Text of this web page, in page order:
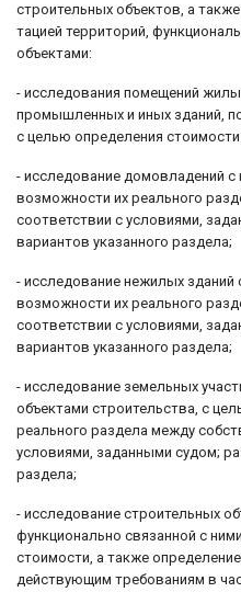
строительных объектов, а
тацией территорий,
объектами:
- исследования помещений
промышленных и иных зданий,
с целью определения
- исследование домовладений с
возможности их реаль­ного
соответствии с условиями,
вариантов указанного раздела;
- исследование нежилых зданий
возможности их реаль­ного
соответствии с условиями,
вариантов указанного раздела;
- исследование земельных
объектами строительства, с
реаль­ного раздела между
условиями, задан­ными судом;
раздела;
- исследование строительных
функционально связанной с
стоимости, а также
действующим требованиям в